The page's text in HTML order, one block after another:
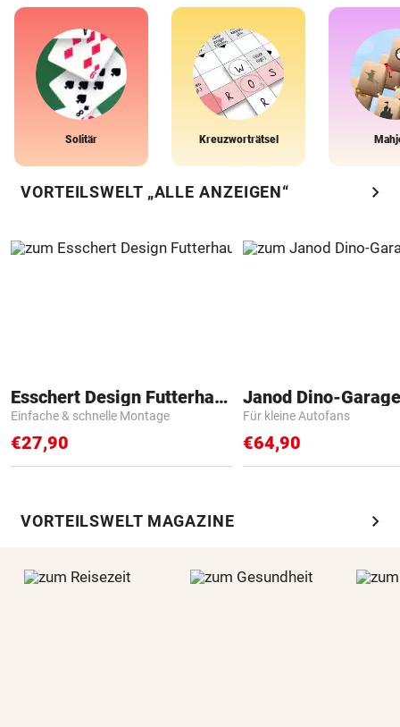
Solitär Kreuzworträtsel
VORTEILSWELT „ALLE ANZEIGEN“ chevron_right
Esschert Design Futterhaus
Einfache & schnelle Montage
€27,90
Janod Dino-Garage
Für kleine Autofans
€64,90
VORTEILSWELT MAGAZINE chevron_right